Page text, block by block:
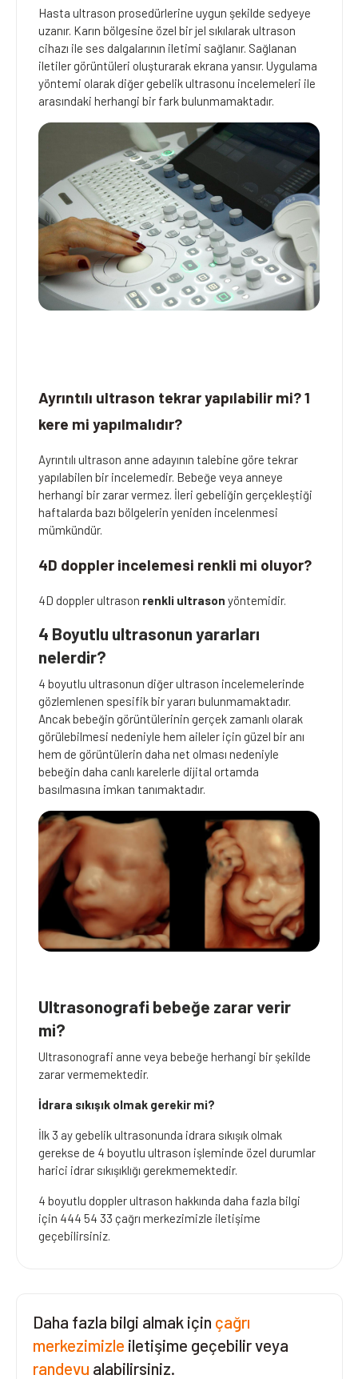
Hasta ultrason prosedürlerine uygun şekilde sedyeye
uzanır. Karın bölgesine özel bir jel sıkılarak ultrason
cihazı ile ses dalgalarının iletimi sağlanır. Sağlanan
iletiler görüntüleri oluşturarak ekrana yansır. Uygulama
yöntemi olarak diğer gebelik ultrasonu incelemeleri ile
arasındaki herhangi bir fark bulunmamaktadır.
Ayrıntılı ultrason tekrar yapılabilir mi? 1
kere mi yapılmalıdır?
Ayrıntılı ultrason anne adayının talebine göre tekrar
yapılabilen bir incelemedir. Bebeğe veya anneye
herhangi bir zarar vermez. İleri gebeliğin gerçekleştiği
haftalarda bazı bölgelerin yeniden incelenmesi
mümkündür.
4D doppler incelemesi renkli mi oluyor?
4D doppler ultrason renkli ultrason yöntemidir.
4 Boyutlu ultrasonun yararları
nelerdir?
4 boyutlu ultrasonun diğer ultrason incelemelerinde
gözlemlenen spesifik bir yararı bulunmamaktadır.
Ancak bebeğin görüntülerinin gerçek zamanlı olarak
görülebilmesi nedeniyle hem aileler için güzel bir anı
hem de görüntülerin daha net olması nedeniyle
bebeğin daha canlı karelerle dijital ortamda
basılmasına imkan tanımaktadır.
Ultrasonografi bebeğe zarar verir
mi?
Ultrasonografi anne veya bebeğe herhangi bir şekilde
zarar vermemektedir.
İdrara sıkışık olmak gerekir mi?
İlk 3 ay gebelik ultrasonunda idrara sıkışık olmak
gerekse de 4 boyutlu ultrason işleminde özel durumlar
harici idrar sıkışıklığı gerekmemektedir.
4 boyutlu doppler ultrason hakkında daha fazla bilgi
için 444 54 33 çağrı merkezimizle iletişime
geçebilirsiniz.
Daha fazla bilgi almak için çağrı
merkezimizle iletişime geçebilir veya
randevu alabilirsiniz.